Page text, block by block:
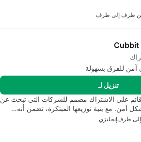
طرف إلى طرف
Cubbit
للفرق بسهولة
تنزيل لـ
كوبت للفرق هو حل SaaS قائم على الاشتراك مصمم للشركات التي تبحث عن
آمن. مع بنية توزيعها المبتكرة، تضمن أنه…
طرفإنجليزي